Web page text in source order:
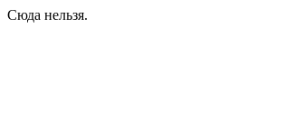
Сюда нельзя.